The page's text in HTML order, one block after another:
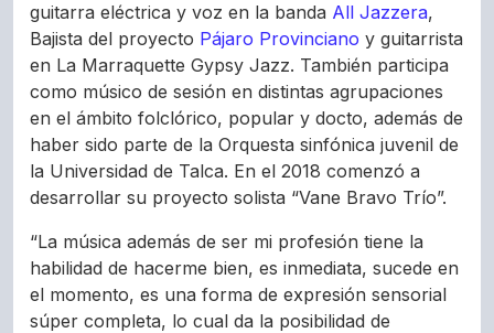
guitarra eléctrica y voz en la banda All Jazzera,
Bajista del proyecto Pájaro Provinciano y guitarrista
en La Marraquette Gypsy Jazz. También participa
como músico de sesión en distintas agrupaciones
en el ámbito folclórico, popular y docto, además de
haber sido parte de la Orquesta sinfónica juvenil de
la Universidad de Talca. En el 2018 comenzó a
desarrollar su proyecto solista “Vane Bravo Trío”.
“La música además de ser mi profesión tiene la
habilidad de hacerme bien, es inmediata, sucede en
el momento, es una forma de expresión sensorial
súper completa, lo cual da la posibilidad de